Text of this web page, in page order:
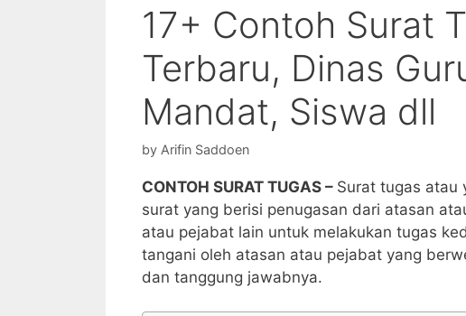
17+ Contoh Surat
Terbaru, Dinas
Mandat, Siswa dll
by Arifin Saddoen
CONTOH SURAT TUGAS – Surat tugas atau
surat yang berisi penugasan dari atasan
atau pejabat lain untuk melakukan tugas
tangani oleh atasan atau pejabat yang
dan tanggung jawabnya.